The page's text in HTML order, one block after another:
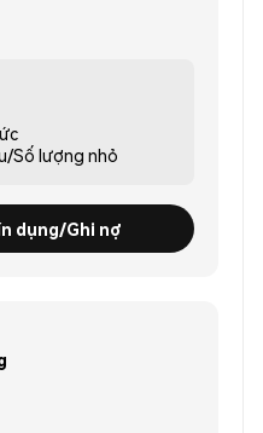
Số lượng nhỏ
dụng/Ghi nợ